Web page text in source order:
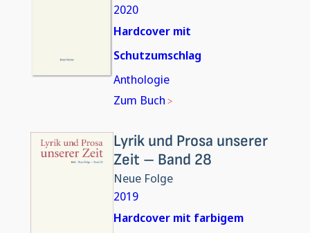
2020
Hardcover mit
Schutzumschlag
Anthologie
Zum Buch
Lyrik und Prosa unserer
Zeit – Band 28
Neue Folge
2019
Hardcover mit farbigem